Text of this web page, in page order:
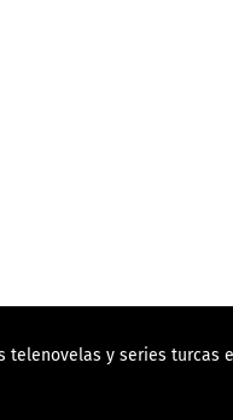
telenovelas y series turcas